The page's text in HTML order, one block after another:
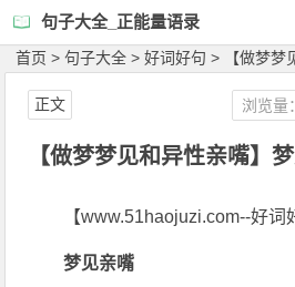
句子大全_正能量语录
首页 >句子大全 >好词好句 > 【做梦
【做梦梦见和异性亲嘴】
浏览量：
正文
【www.51haojuzi.com--好词
梦见亲嘴